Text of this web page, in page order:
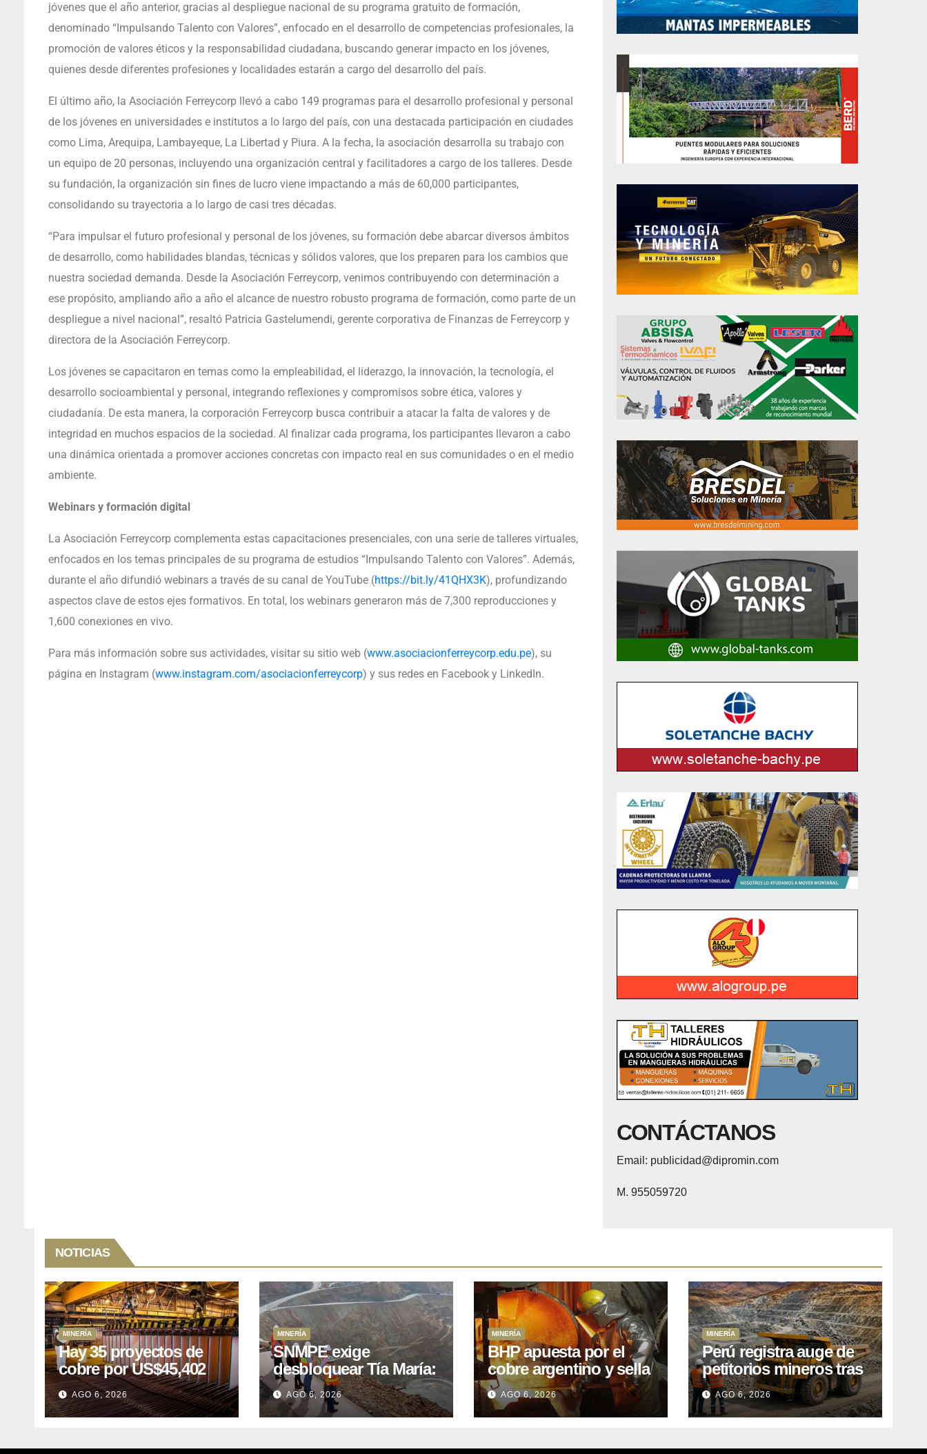
jóvenes que el año anterior, gracias al despliegue nacional de su programa gratuito de formación,
denominado “Impulsando Talento con Valores”, enfocado en el desarrollo de competencias profesionales, la
promoción de valores éticos y la responsabilidad ciudadana, buscando generar impacto en los jóvenes,
quienes desde diferentes profesiones y localidades estarán a cargo del desarrollo del país.
El último año, la Asociación Ferreycorp llevó a cabo 149 programas para el desarrollo profesional y personal
de los jóvenes en universidades e institutos a lo largo del país, con una destacada participación en ciudades
como Lima, Arequipa, Lambayeque, La Libertad y Piura. A la fecha, la asociación desarrolla su trabajo con
un equipo de 20 personas, incluyendo una organización central y facilitadores a cargo de los talleres. Desde
su fundación, la organización sin fines de lucro viene impactando a más de 60,000 participantes,
consolidando su trayectoria a lo largo de casi tres décadas.
“Para impulsar el futuro profesional y personal de los jóvenes, su formación debe abarcar diversos ámbitos
de desarrollo, como habilidades blandas, técnicas y sólidos valores, que los preparen para los cambios que
nuestra sociedad demanda. Desde la Asociación Ferreycorp, venimos contribuyendo con determinación a
ese propósito, ampliando año a año el alcance de nuestro robusto programa de formación, como parte de un
despliegue a nivel nacional”, resaltó Patricia Gastelumendi, gerente corporativa de Finanzas de Ferreycorp y
directora de la Asociación Ferreycorp.
Los jóvenes se capacitaron en temas como la empleabilidad, el liderazgo, la innovación, la tecnología, el
desarrollo socioambiental y personal, integrando reflexiones y compromisos sobre ética, valores y
ciudadanía. De esta manera, la corporación Ferreycorp busca contribuir a atacar la falta de valores y de
integridad en muchos espacios de la sociedad. Al finalizar cada programa, los participantes llevaron a cabo
una dinámica orientada a promover acciones concretas con impacto real en sus comunidades o en el medio
ambiente.
Webinars y formación digital
La Asociación Ferreycorp complementa estas capacitaciones presenciales, con una serie de talleres virtuales,
enfocados en los temas principales de su programa de estudios “Impulsando Talento con Valores”. Además,
durante el año difundió webinars a través de su canal de YouTube (https://bit.ly/41QHX3K), profundizando
aspectos clave de estos ejes formativos. En total, los webinars generaron más de 7,300 reproducciones y
1,600 conexiones en vivo.
Para más información sobre sus actividades, visitar su sitio web (www.asociacionferreycorp.edu.pe), su
página en Instagram (www.instagram.com/asociacionferreycorp) y sus redes en Facebook y LinkedIn.
CONTÁCTANOS
Email: publicidad@dipromin.com
M. 955059720
NOTICIAS
MINERÍA
Hay 35 proyectos de
cobre por US$45,402
millones que Perú
puede aprovechar
AGO 6, 2026
MINERÍA
SNMPE exige
desbloquear Tía María:
el proyecto de
US$1.400M que Perú
lleva 15 años
AGO 6, 2026
MINERÍA
BHP apuesta por el
cobre argentino y sella
acuerdo con Kobrea
para siete proyecto
AGO 6, 2026
MINERÍA
Perú registra auge de
petitorios mineros tras
liberación de más de
mil concesiones para
explorar cobre y oro
AGO 6, 2026